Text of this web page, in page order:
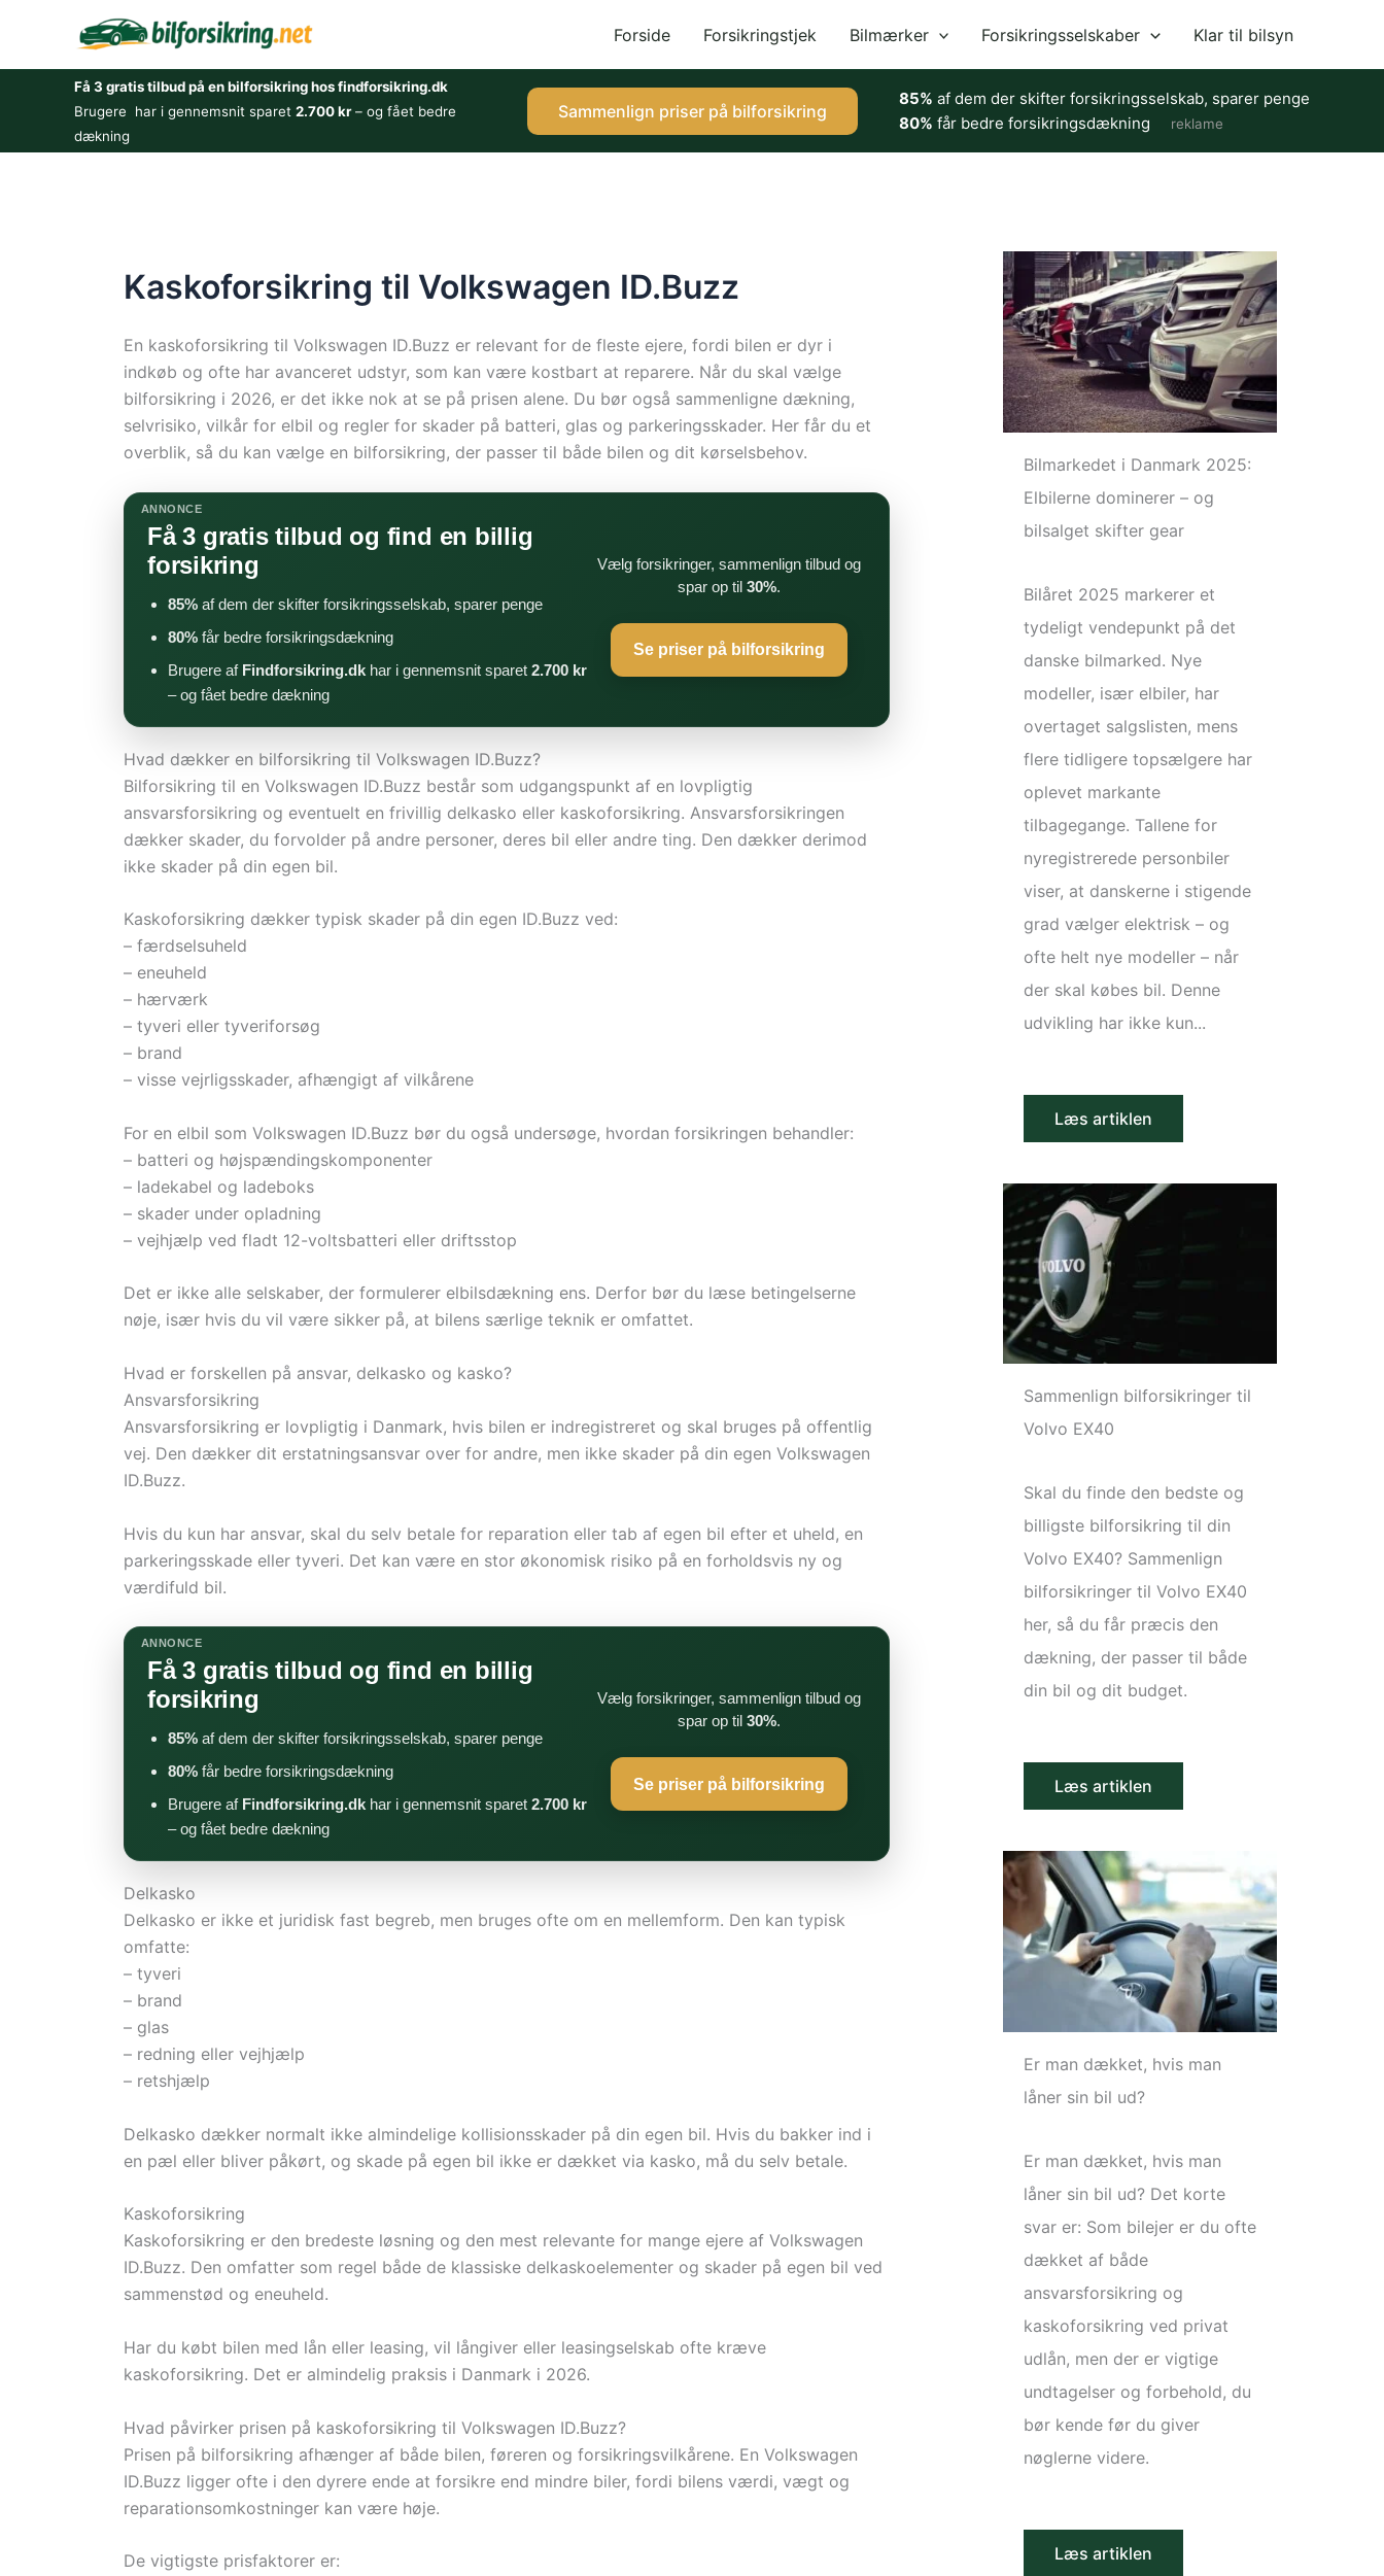
indholdet
Forside Forsikringstjek Bilmærker Forsikringsselskaber Klar til bilsyn
Få 3 gratis tilbud på en bilforsikring hos findforsikring.dk
Brugere har i gennemsnit sparet 2.700 kr– og fået bedre
dækning
Sammenlign priser på bilforsikring
85% af dem der skifter forsikringsselskab, sparer penge
80% får bedre forsikringsdækning reklame
Kaskoforsikring til Volkswagen ID.Buzz
En kaskoforsikring til Volkswagen ID.Buzz er relevant for de fleste ejere, fordi bilen er dyr i
indkøb og ofte har avanceret udstyr, som kan være kostbart at reparere. Når du skal vælge
bilforsikring i 2026, er det ikke nok at se på prisen alene. Du bør også sammenligne dækning,
selvrisiko, vilkår for elbil og regler for skader på batteri, glas og parkeringsskader. Her får du et
overblik, så du kan vælge en bilforsikring, der passer til både bilen og dit kørselsbehov.
ANNONCE
Få 3 gratis tilbud og find en billig
forsikring
85% af dem der skifter forsikringsselskab, sparer penge
80% får bedre forsikringsdækning
Brugere af Findforsikring.dk har i gennemsnit sparet 2.700 kr
– og fået bedre dækning
Vælg forsikringer, sammenlign tilbud og
spar op til30%.
Se priser på bilforsikring
Hvad dækker en bilforsikring til Volkswagen ID.Buzz?
Bilforsikring til en Volkswagen ID.Buzz består som udgangspunkt af en lovpligtig
ansvarsforsikring og eventuelt en frivillig delkasko eller kaskoforsikring. Ansvarsforsikringen
dækker skader, du forvolder på andre personer, deres bil eller andre ting. Den dækker derimod
ikke skader på din egen bil.
Kaskoforsikring dækker typisk skader på din egen ID.Buzz ved:
– færdselsuheld
– eneuheld
– hærværk
– tyveri eller tyveriforsøg
– brand
– visse vejrligsskader, afhængigt af vilkårene
For en elbil som Volkswagen ID.Buzz bør du også undersøge, hvordan forsikringen behandler:
– batteri og højspændingskomponenter
– ladekabel og ladeboks
– skader under opladning
– vejhjælp ved fladt 12-voltsbatteri eller driftsstop
Det er ikke alle selskaber, der formulerer elbilsdækning ens. Derfor bør du læse betingelserne
nøje, især hvis du vil være sikker på, at bilens særlige teknik er omfattet.
Hvad er forskellen på ansvar, delkasko og kasko?
Ansvarsforsikring
Ansvarsforsikring er lovpligtig i Danmark, hvis bilen er indregistreret og skal bruges på offentlig
vej. Den dækker dit erstatningsansvar over for andre, men ikke skader på din egen Volkswagen
ID.Buzz.
Hvis du kun har ansvar, skal du selv betale for reparation eller tab af egen bil efter et uheld, en
parkeringsskade eller tyveri. Det kan være en stor økonomisk risiko på en forholdsvis ny og
værdifuld bil.
ANNONCE
Få 3 gratis tilbud og find en billig
forsikring
85% af dem der skifter forsikringsselskab, sparer penge
80% får bedre forsikringsdækning
Brugere af Findforsikring.dk har i gennemsnit sparet 2.700 kr
– og fået bedre dækning
Vælg forsikringer, sammenlign tilbud og
spar op til30%.
Se priser på bilforsikring
Delkasko
Delkasko er ikke et juridisk fast begreb, men bruges ofte om en mellemform. Den kan typisk
omfatte:
– tyveri
– brand
– glas
– redning eller vejhjælp
– retshjælp
Delkasko dækker normalt ikke almindelige kollisionsskader på din egen bil. Hvis du bakker ind i
en pæl eller bliver påkørt, og skade på egen bil ikke er dækket via kasko, må du selv betale.
Kaskoforsikring
Kaskoforsikring er den bredeste løsning og den mest relevante for mange ejere af Volkswagen
ID.Buzz. Den omfatter som regel både de klassiske delkaskoelementer og skader på egen bil ved
sammenstød og eneuheld.
Har du købt bilen med lån eller leasing, vil långiver eller leasingselskab ofte kræve
kaskoforsikring. Det er almindelig praksis i Danmark i 2026.
Hvad påvirker prisen på kaskoforsikring til Volkswagen ID.Buzz?
Prisen på bilforsikring afhænger af både bilen, føreren og forsikringsvilkårene. En Volkswagen
ID.Buzz ligger ofte i den dyrere ende at forsikre end mindre biler, fordi bilens værdi, vægt og
reparationsomkostninger kan være høje.
De vigtigste prisfaktorer er:
Bilmarkedet i Danmark 2025:
Elbilerne dominerer – og
bilsalget skifter gear
Bilåret 2025 markerer et
tydeligt vendepunkt på det
danske bilmarked. Nye
modeller, især elbiler, har
overtaget salgslisten, mens
flere tidligere topsælgere har
oplevet markante
tilbagegange. Tallene for
nyregistrerede personbiler
viser, at danskerne i stigende
grad vælger elektrisk – og
ofte helt nye modeller – når
der skal købes bil. Denne
udvikling har ikke kun...
Læs artiklen
Sammenlign bilforsikringer til
Volvo EX40
Skal du finde den bedste og
billigste bilforsikring til din
Volvo EX40? Sammenlign
bilforsikringer til Volvo EX40
her, så du får præcis den
dækning, der passer til både
din bil og dit budget.
Læs artiklen
Er man dækket, hvis man
låner sin bil ud?
Er man dækket, hvis man
låner sin bil ud? Det korte
svar er: Som bilejer er du ofte
dækket af både
ansvarsforsikring og
kaskoforsikring ved privat
udlån, men der er vigtige
undtagelser og forbehold, du
bør kende før du giver
nøglerne videre.
Læs artiklen